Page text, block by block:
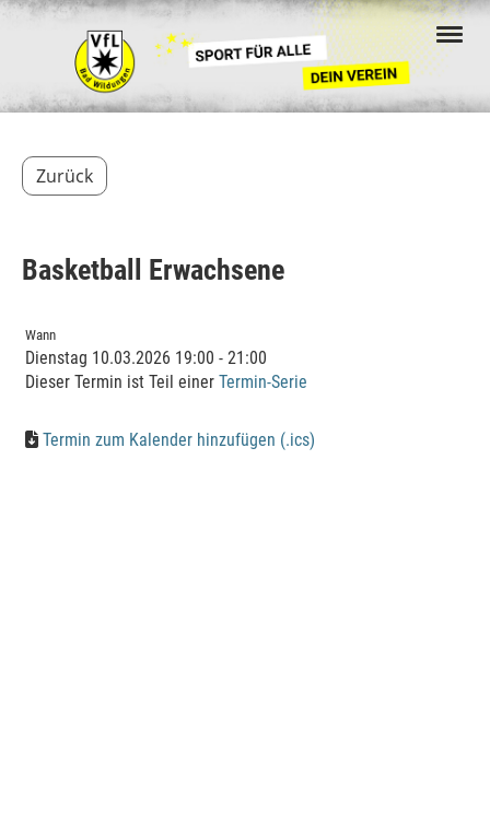
Zurück
Basketball Erwachsene
Wann
Dienstag 10.03.2026 19:00 - 21:00
Dieser Termin ist Teil einer Termin-Serie
Termin zum Kalender hinzufügen (.ics)